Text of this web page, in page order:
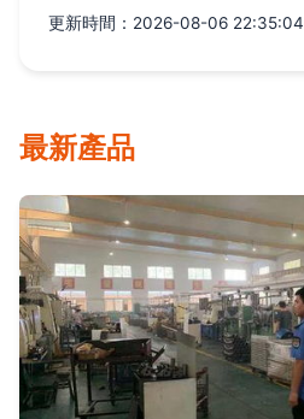
更新時間：2026-08-06 22:35:04
最新產品